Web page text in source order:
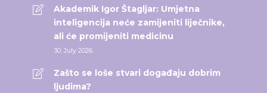
Akademik Igor Štagljar: Umjetna
inteligencija neće zamijeniti liječnike,
ali će promijeniti medicinu
30. July 2026.
Zašto se loše stvari događaju dobrim
ljudima?